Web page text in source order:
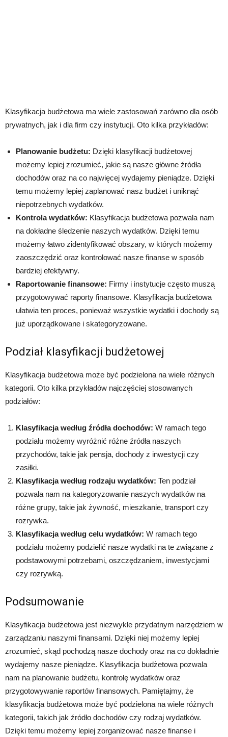
Klasyfikacja budżetowa ma wiele zastosowań zarówno dla osób
prywatnych, jak i dla firm czy instytucji. Oto kilka przykładów:
Planowanie budżetu: Dzięki klasyfikacji budżetowej
możemy lepiej zrozumieć, jakie są nasze główne źródła
dochodów oraz na co najwięcej wydajemy pieniądze. Dzięki
temu możemy lepiej zaplanować nasz budżet i uniknąć
niepotrzebnych wydatków.
Kontrola wydatków: Klasyfikacja budżetowa pozwala nam
na dokładne śledzenie naszych wydatków. Dzięki temu
możemy łatwo zidentyfikować obszary, w których możemy
zaoszczędzić oraz kontrolować nasze finanse w sposób
bardziej efektywny.
Raportowanie finansowe: Firmy i instytucje często muszą
przygotowywać raporty finansowe. Klasyfikacja budżetowa
ułatwia ten proces, ponieważ wszystkie wydatki i dochody są
już uporządkowane i skategoryzowane.
Podział klasyfikacji budżetowej
Klasyfikacja budżetowa może być podzielona na wiele różnych
kategorii. Oto kilka przykładów najczęściej stosowanych
podziałów:
Klasyfikacja według źródła dochodów: W ramach tego
podziału możemy wyróżnić różne źródła naszych
przychodów, takie jak pensja, dochody z inwestycji czy
zasiłki.
Klasyfikacja według rodzaju wydatków: Ten podział
pozwala nam na kategoryzowanie naszych wydatków na
różne grupy, takie jak żywność, mieszkanie, transport czy
rozrywka.
Klasyfikacja według celu wydatków: W ramach tego
podziału możemy podzielić nasze wydatki na te związane z
podstawowymi potrzebami, oszczędzaniem, inwestycjami
czy rozrywką.
Podsumowanie
Klasyfikacja budżetowa jest niezwykle przydatnym narzędziem w
zarządzaniu naszymi finansami. Dzięki niej możemy lepiej
zrozumieć, skąd pochodzą nasze dochody oraz na co dokładnie
wydajemy nasze pieniądze. Klasyfikacja budżetowa pozwala
nam na planowanie budżetu, kontrolę wydatków oraz
przygotowywanie raportów finansowych. Pamiętajmy, że
klasyfikacja budżetowa może być podzielona na wiele różnych
kategorii, takich jak źródło dochodów czy rodzaj wydatków.
Dzięki temu możemy lepiej zorganizować nasze finanse i